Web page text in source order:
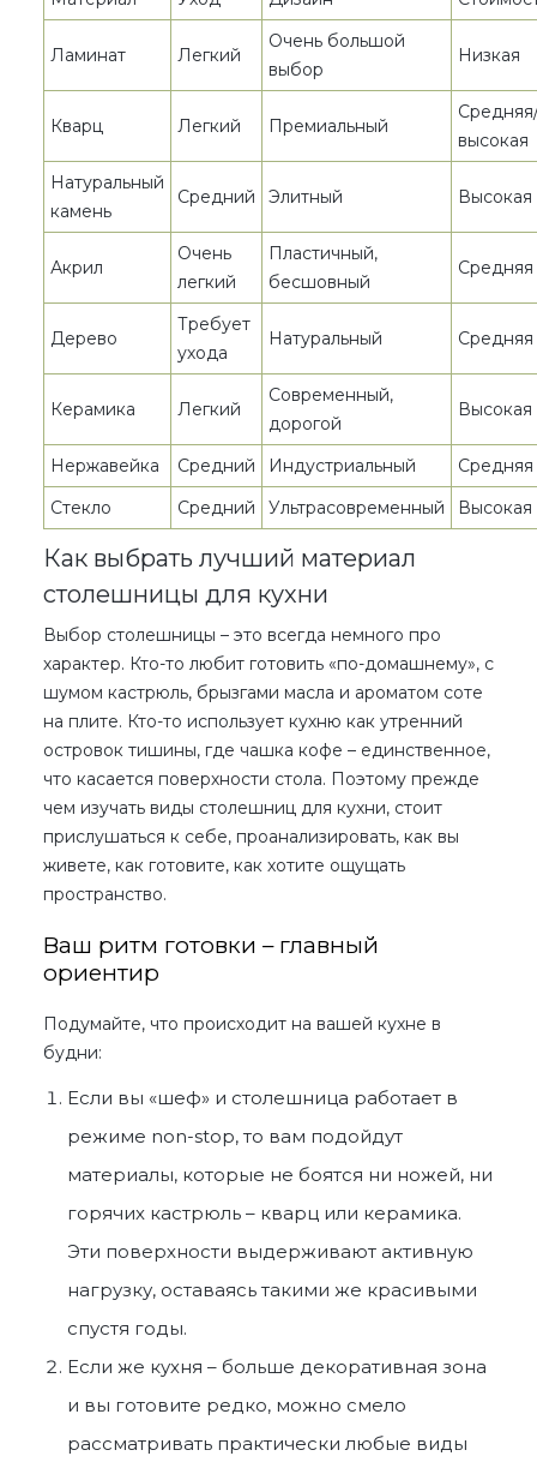
Ламинат Легкий
Очень большой
выбор
Низкая
Кварц Легкий Премиальный
высокая
Натуральный
камень
Средний Элитный Высокая
Акрил
Очень
легкий
Пластичный,
бесшовный
Средняя
Дерево
Требует
ухода
Натуральный Средняя
Керамика Легкий
Современный,
дорогой
Высокая
Нержавейка Средний Индустриальный
Средняя
Стекло
Средний Ультрасовременный Высокая
Как выбрать лучший материал
столешницы для кухни
Выбор столешницы – это всегда немного про
характер. Кто-то любит готовить «по-домашнему», с
шумом кастрюль, брызгами масла и ароматом соте
на плите. Кто-то использует кухню как утренний
островок тишины, где чашка кофе – единственное,
что касается поверхности стола. Поэтому прежде
чем изучать виды столешниц для кухни, стоит
прислушаться к себе, проанализировать, как вы
живете, как готовите, как хотите ощущать
пространство.
Ваш ритм готовки – главный
ориентир
Подумайте, что происходит на вашей кухне в
будни:
Если вы «шеф» и столешница работает в
режиме non-stop, то вам подойдут
материалы, которые не боятся ни ножей, ни
горячих кастрюль – кварц или керамика.
Эти поверхности выдерживают активную
нагрузку, оставаясь такими же красивыми
спустя годы.
Если же кухня – больше декоративная зона
и вы готовите редко, можно смело
рассматривать практически любые виды